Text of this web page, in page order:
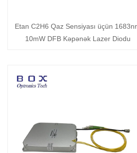
Etan C2H6 Qaz Sensiyası üçün
10mW DFB Kəpənək Lazer Diodu